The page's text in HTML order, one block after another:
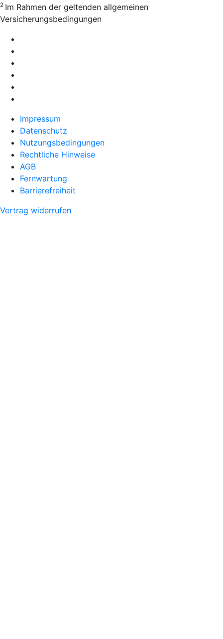
2 Im Rahmen der geltenden allgemeinen
Versicherungsbedingungen
Impressum
Datenschutz
Nutzungsbedingungen
Rechtliche Hinweise
AGB
Fernwartung
Barrierefreiheit
Vertrag widerrufen